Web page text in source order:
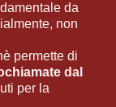
da
non
permette di
dal
per la